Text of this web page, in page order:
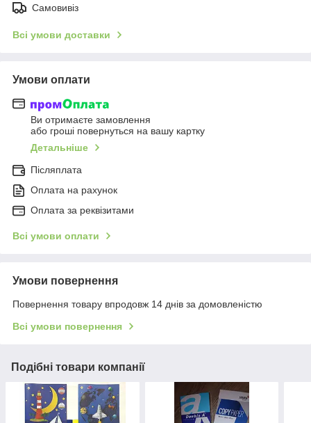
Самовивіз
Всі умови доставки
Умови оплати
Ви отримаєте замовлення
або гроші повернуться на вашу картку
Детальніше
Післяплата
Оплата на рахунок
Оплата за реквізитами
Всі умови оплати
Умови повернення
Повернення товару впродовж 14 днів за домовленістю
Всі умови повернення
Подібні товари компанії